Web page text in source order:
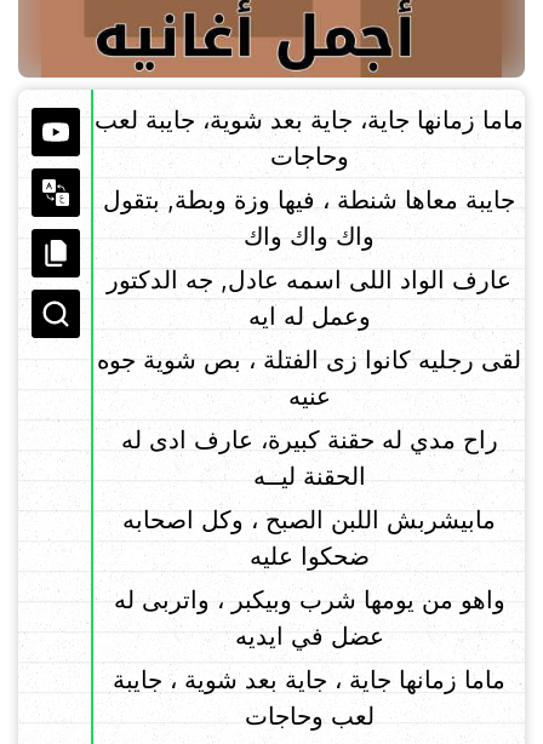
ماما زمانها جاية، جاية بعد شوية، جايبة لعب
وحاجات
جايبة معاها شنطة ، فيها وزة وبطة, بتقول
واك واك واك
عارف الواد اللى اسمه عادل, جه الدكتور
وعمل له ايه
لقى رجليه كانوا زى الفتلة ، بص شوية جوه
عنيه
راح مدي له حقنة كبيرة، عارف ادى له
الحقنة ليــه
مابيشربش اللبن الصبح ، وكل اصحابه
ضحكوا عليه
واهو من يومها شرب وبيكبر ، واتربى له
عضل في ايديه
ماما زمانها جاية ، جاية بعد شوية ، جايبة
لعب وحاجات